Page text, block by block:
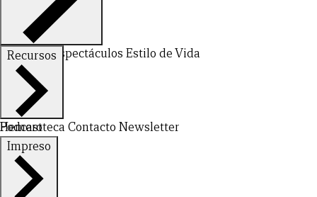
DeportesEspectáculos Estilo de Vida
Recursos
Hemeroteca Contacto Newsletter
Podcast
Impreso
CERRAR
X